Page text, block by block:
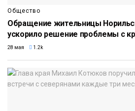
Общество
Обращение жительницы
ускорило решение проблемы с
28 мая 1.2k